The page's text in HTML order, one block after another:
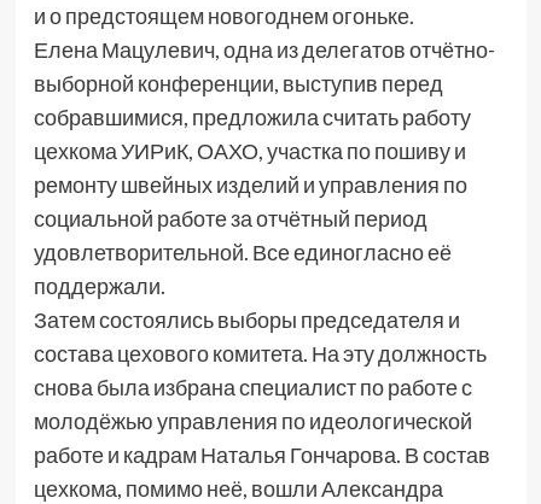
и о предстоящем новогоднем огоньке.
Елена Мацулевич, одна из делегатов отчётно-
выборной конференции, выступив перед
собравшимися, предложила считать работу
цехкома УИРиК, ОАХО, участка по пошиву и
ремонту швейных изделий и управления по
социальной работе за отчётный период
удовлетворительной. Все единогласно её
поддержали.
Затем состоялись выборы председателя и
состава цехового комитета. На эту должность
снова была избрана специалист по работе с
молодёжью управления по идеологической
работе и кадрам Наталья Гончарова. В состав
цехкома, помимо неё, вошли Александра